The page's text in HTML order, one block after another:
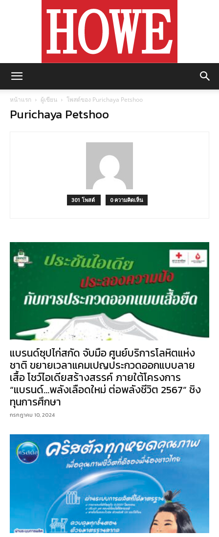
หน้าแรก ผู้เขียน โพสต์ของ Purichaya Petshoo
Purichaya Petshoo
301 โพสต์ 0 ความคิดเห็น
แบรนด์ซุปไก่สกัด จับมือ ศูนย์บริการโลหิตแห่ง
ชาติ ขยายเวลาแคมเปญประกวดออกแบบลาย
เสื้อ โชว์ไอเดียสร้างสรรค์ ภายใต้โครงการ
“แบรนด์…พลังเลือดใหม่ ต่อพลังชีวิต 2567” ชิง
ทุนการศึกษา
กรกฎาคม 10, 2024